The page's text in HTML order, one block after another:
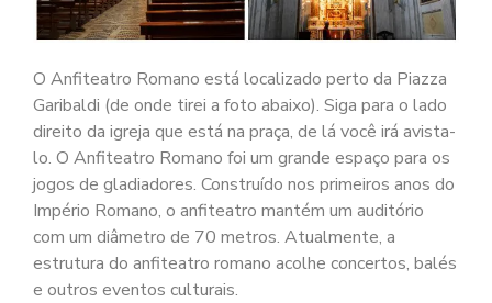
O Anfiteatro Romano está localizado perto da Piazza
Garibaldi (de onde tirei a foto abaixo). Siga para o lado
direito da igreja que está na praça, de lá você irá avista-
lo. O Anfiteatro Romano foi um grande espaço para os
jogos de gladiadores. Construído nos primeiros anos do
Império Romano, o anfiteatro mantém um auditório
com um diâmetro de 70 metros. Atualmente, a
estrutura do anfiteatro romano acolhe concertos, balés
e outros eventos culturais.